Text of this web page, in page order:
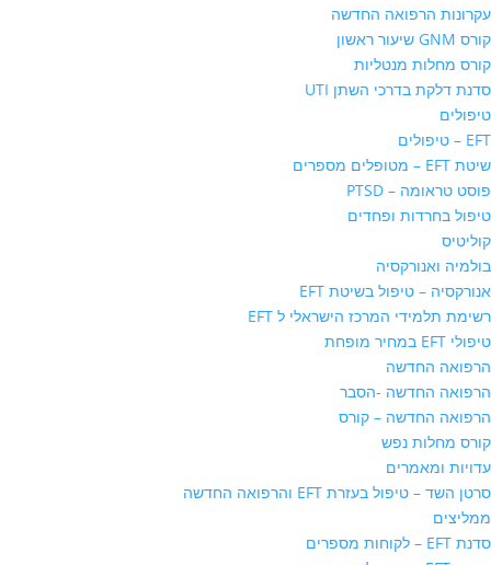
עקרונות הרפואה החדשה
קורס GNM שיעור ראשון
קורס מחלות מנטליות
סדנת דלקת בדרכי השתן UTI
טיפולים
EFT – טיפולים
שיטת EFT – מטופלים מספרים
פוסט טראומה – PTSD
טיפול בחרדות ופחדים
קוליטיס
בולמיה ואנורקסיה
אנורקסיה – טיפול בשיטת EFT
רשימת תלמידי המרכז הישראלי ל EFT
טיפולי EFT במחיר מופחת
הרפואה החדשה
הרפואה החדשה -הסבר
הרפואה החדשה – קורס
קורס מחלות נפש
עדויות ומאמרים
סרטן השד – טיפול בעזרת EFT והרפואה החדשה
ממליצים
סדנת EFT – לקוחות מספרים